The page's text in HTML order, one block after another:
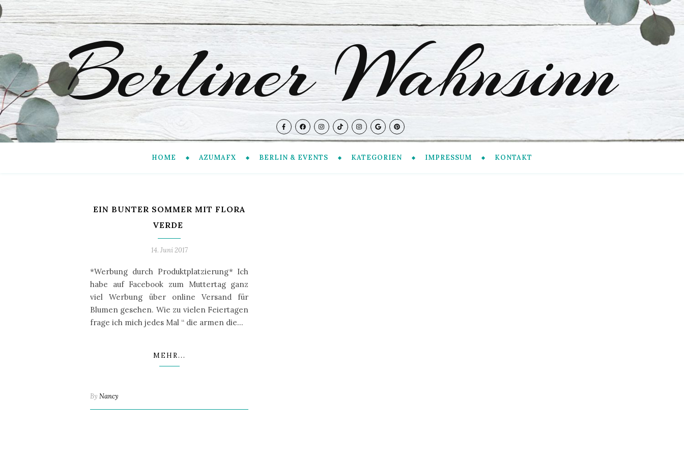
Berliner Wahnsinn
HOME AZUMAFX BERLIN & EVENTS KATEGORIEN IMPRESSUM KONTAKT
EIN BUNTER SOMMER MIT FLORA
VERDE
14. Juni 2017
*Werbung durch Produktplatzierung* Ich
habe auf Facebook zum Muttertag ganz
viel Werbung über online Versand für
Blumen gesehen. Wie zu vielen Feiertagen
frage ich mich jedes Mal “ die armen die…
MEHR...
By Nancy